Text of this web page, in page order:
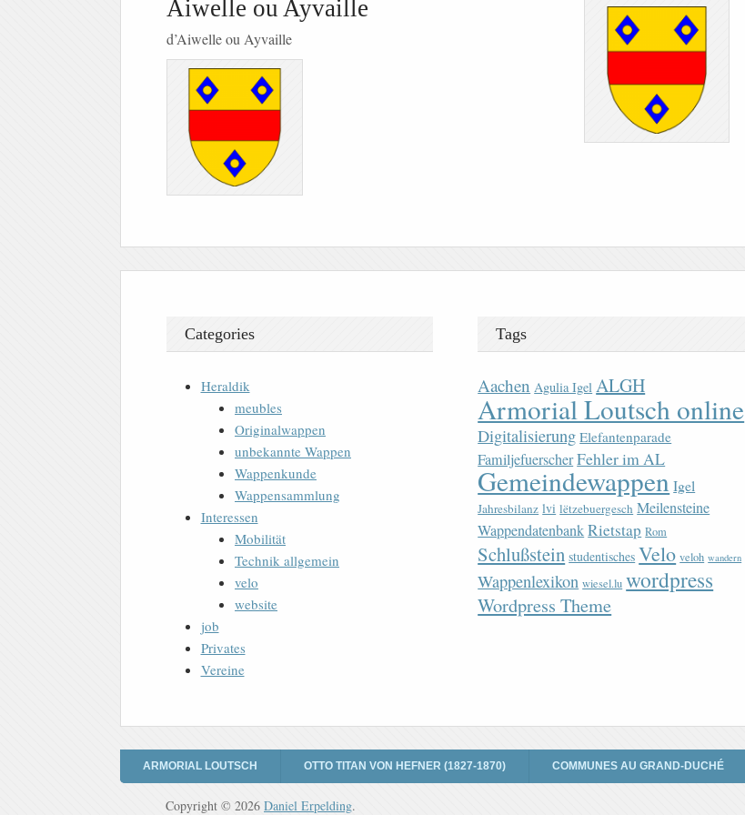
Aiwelle ou Ayvaille
d’Aiwelle ou Ayvaille
Categories
Heraldik
meubles
Originalwappen
unbekannte Wappen
Wappenkunde
Wappensammlung
Interessen
Mobilität
Technik allgemein
velo
website
job
Privates
Vereine
Tags
Aachen Agulia Igel ALGH
Armorial Loutsch online
Digitalisierung Elefantenparade
FamiljefuerscherFehler im AL
Gemeindewappen Igel
Jahresbilanz lvi lëtzebuergesch Meilensteine
WappendatenbankRietstap Rom
Schlußstein studentisches Velo veloh wandern
Wappenlexikon wiesel.lu wordpress
Wordpress Theme
ARMORIAL LOUTSCH OTTO TITAN VON HEFNER (1827-1870) COMMUNES AU GRAND-DUCHÉ
Copyright © 2026 Daniel Erpelding.